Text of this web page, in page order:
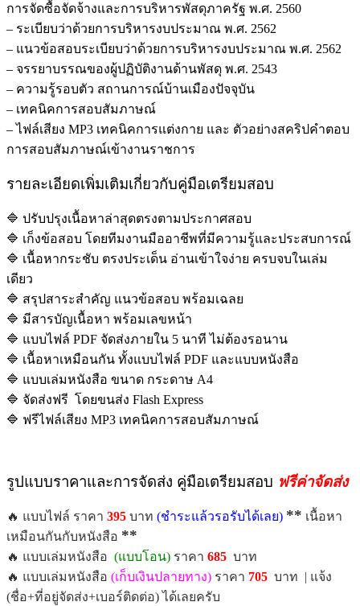
การจัดซื้อจัดจ้างและการบริหารพัสดุภาครัฐ พ.ศ. 2560
– ระเบียบว่าด้วยการบริหารงบประมาณ พ.ศ. 2562
– แนวข้อสอบระเบียบว่าด้วยการบริหารงบประมาณ พ.ศ. 2562
– จรรยาบรรณของผู้ปฏิบัติงานด้านพัสดุ พ.ศ. 2543
– ความรู้รอบตัว สถานการณ์บ้านเมืองปัจจุบัน
– เทคนิคการสอบสัมภาษณ์
– ไฟล์เสียง MP3 เทคนิคการแต่งกาย และ ตัวอย่างสคริปคำตอบ
การสอบสัมภาษณ์เข้างานราชการ
รายละเอียดเพิ่มเติมเกี่ยวกับคู่มือเตรียมสอบ
🔷 ปรับปรุงเนื้อหาล่าสุดตรงตามประกาศสอบ
🔷 เก็งข้อสอบ โดยทีมงานมืออาชีพที่มีความรู้และประสบการณ์
🔷 เนื้อหากระชับ ตรงประเด็น อ่านเข้าใจง่าย ครบจบในเล่ม
เดียว
🔷 สรุปสาระสำคัญ แนวข้อสอบ พร้อมเฉลย
🔷 มีสารบัญเนื้อหา พร้อมเลขหน้า
🔷 แบบไฟล์ PDF จัดส่งภายใน 5 นาที ไม่ต้องรอนาน
🔷 เนื้อหาเหมือนกัน ทั้งแบบไฟล์ PDF และแบบหนังสือ
🔷 แบบเล่มหนังสือ ขนาด กระดาษ A4
🔷 จัดส่งฟรี โดยขนส่ง Flash Express
🔷 ฟรีไฟล์เสียง MP3 เทคนิคการสอบสัมภาษณ์
รูปแบบราคาและการจัดส่ง คู่มือเตรียมสอบ ฟรีค่าจัดส่ง
🔥 แบบไฟล์ ราคา 395 บาท (ชำระแล้วรอรับได้เลย) ** เนื้อหา
เหมือนกันกับหนังสือ **
🔥 แบบเล่มหนังสือ (แบบโอน) ราคา 685 บาท
🔥 แบบเล่มหนังสือ (เก็บเงินปลายทาง) ราคา 705 บาท | แจ้ง
(ชื่อ+ที่อยู่จัดส่ง+เบอร์ติดต่อ) ได้เลยครับ